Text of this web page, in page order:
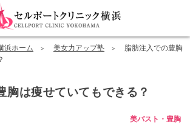
浜ホーム 美女力アップ塾
脂肪注入での豊胸
胸は痩せていてもできる？
美バスト・豊胸